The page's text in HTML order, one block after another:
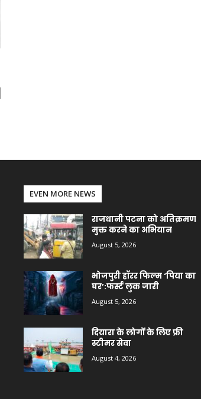
EVEN MORE NEWS
राजधानी पटना को अतिक्रमण
मुक्त करने का अभियान
August 5, 2026
भोजपुरी हॉरर फिल्म ‘पिया का
घर’:फर्स्ट लुक जारी
August 5, 2026
दियारा के लोगों के लिए फ्री
स्टीमर सेवा
August 4, 2026